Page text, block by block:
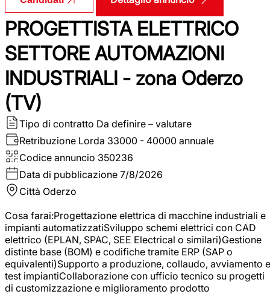
PROGETTISTA ELETTRICO
SETTORE AUTOMAZIONI
INDUSTRIALI - zona Oderzo
(TV)
Tipo di contratto Da definire – valutare
Retribuzione Lorda 33000 - 40000 annuale
Codice annuncio 350236
Data di pubblicazione 7/8/2026
Città Oderzo
Cosa farai:Progettazione elettrica di macchine industriali e
impianti automatizzatiSviluppo schemi elettrici con CAD
elettrico (EPLAN, SPAC, SEE Electrical o similari)Gestione
distinte base (BOM) e codifiche tramite ERP (SAP o
equivalenti)Supporto a produzione, collaudo, avviamento e
test impiantiCollaborazione con ufficio tecnico su progetti
di customizzazione e miglioramento prodotto